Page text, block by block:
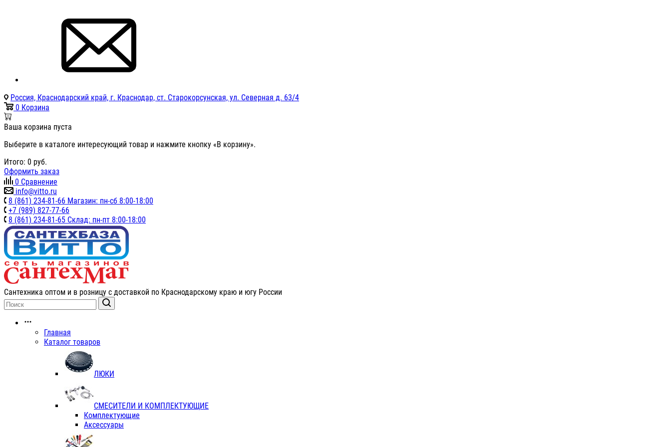
Россия, Краснодарский край, г. Краснодар, ст. Старокорсунская, ул. Северная д. 63/4
0 Корзина
Ваша корзина пуста
Выберите в каталоге интересующий товар и нажмите кнопку «В корзину».
Итого: 0 руб.
Оформить заказ
0 Сравнение
info@vitto.ru
8 (861) 234-81-66 Магазин: пн-сб 8:00-18:00
+7 (989) 827-77-66
8 (861) 234-81-65 Склад: пн-пт 8:00-18:00
Сантехника оптом и в розницу с доставкой по Краснодарскому краю и югу России
Главная
Каталог товаров
ЛЮКИ
СМЕСИТЕЛИ И КОМПЛЕКТУЮЩИЕ
Комплектующие
Аксессуары